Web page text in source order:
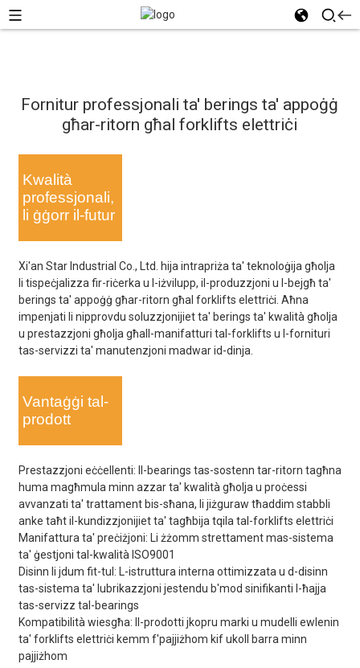
Fornitur professjonali ta' berings ta' appoġġ
għar-ritorn għal forklifts elettriċi
Kwalità
professjonali,
li ġġorr il-futur
Xi'an Star Industrial Co., Ltd. hija intrapriża ta' teknoloġija għolja
li tispeċjalizza fir-riċerka u l-iżvilupp, il-produzzjoni u l-bejgħ ta'
berings ta' appoġġ għar-ritorn għal forklifts elettriċi. Aħna
impenjati li nipprovdu soluzzjonijiet ta' berings ta' kwalità għolja
u prestazzjoni għolja għall-manifatturi tal-forklifts u l-fornituri
tas-servizzi ta' manutenzjoni madwar id-dinja.
Vantaġġi tal-
prodott
Prestazzjoni eċċellenti: Il-bearings tas-sostenn tar-ritorn tagħna
huma magħmula minn azzar ta' kwalità għolja u proċessi
avvanzati ta' trattament bis-sħana, li jiżguraw tħaddim stabbli
anke taħt il-kundizzjonijiet ta' tagħbija tqila tal-forklifts elettriċi
Manifattura ta' preċiżjoni: Li żżomm strettament mas-sistema
ta' ġestjoni tal-kwalità ISO9001
Disinn li jdum fit-tul: L-istruttura interna ottimizzata u d-disinn
tas-sistema ta' lubrikazzjoni jestendu b'mod sinifikanti l-ħajja
tas-servizz tal-bearings
Kompatibilità wiesgħa: Il-prodotti jkopru marki u mudelli ewlenin
ta' forklifts elettriċi kemm f'pajjiżhom kif ukoll barra minn
pajjiżhom